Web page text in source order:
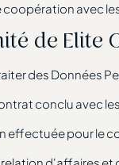
avec
de Elite
des Données
conclu avec
effectuée pour le